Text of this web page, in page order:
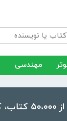
مهندسی